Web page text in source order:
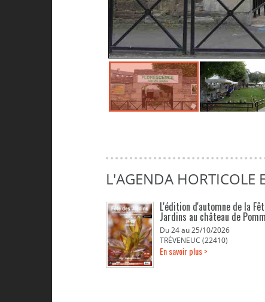
L'AGENDA HORTICOLE
L'édition d'automne de la
Jardins au château de
Du 24 au 25/10/2026
TRÉVENEUC (22410)
En savoir plus >